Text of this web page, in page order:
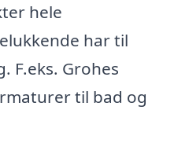
hele
har til
F.eks. Grohes
til bad og